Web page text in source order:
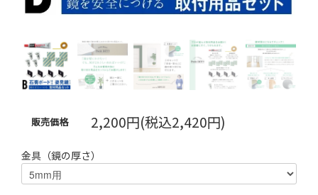
販売価格 2,200円(税込2,420円)
金具（鏡の厚さ）